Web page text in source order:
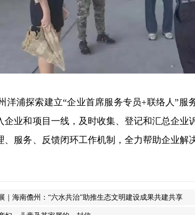
浦探索建立“企业首席服务专员+联络人”服
企业和项目一线，及时收集、登记和汇总企业
、服务、反馈闭环工作机制，全力帮助企业解
｜海南儋州：“六水共治”助推生态文明建设成果共建共享